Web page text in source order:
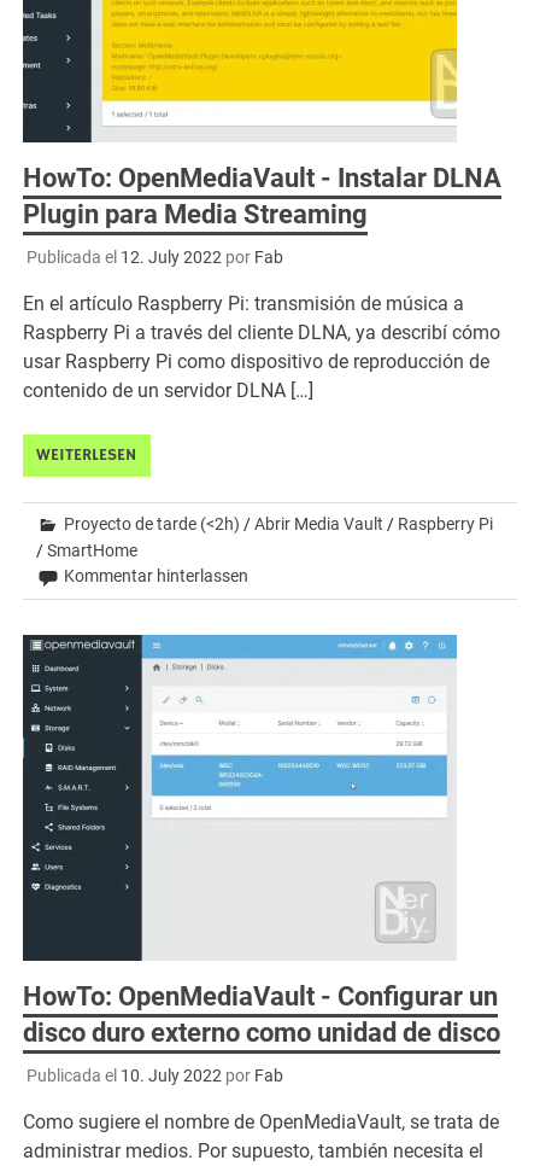
HowTo: OpenMediaVault - Instalar DLNA
Plugin para Media Streaming
Publicada el 12. July 2022 por Fab
En el artículo Raspberry Pi: transmisión de música a
Raspberry Pi a través del cliente DLNA, ya describí cómo
usar Raspberry Pi como dispositivo de reproducción de
contenido de un servidor DLNA […]
WEITERLESEN
Proyecto de tarde (<2h) /Abrir Media Vault / Raspberry Pi
/SmartHome
Kommentar hinterlassen
HowTo: OpenMediaVault - Configurar un
disco duro externo como unidad de disco
Publicada el 10. July 2022 por Fab
Como sugiere el nombre de OpenMediaVault, se trata de
administrar medios. Por supuesto, también necesita el